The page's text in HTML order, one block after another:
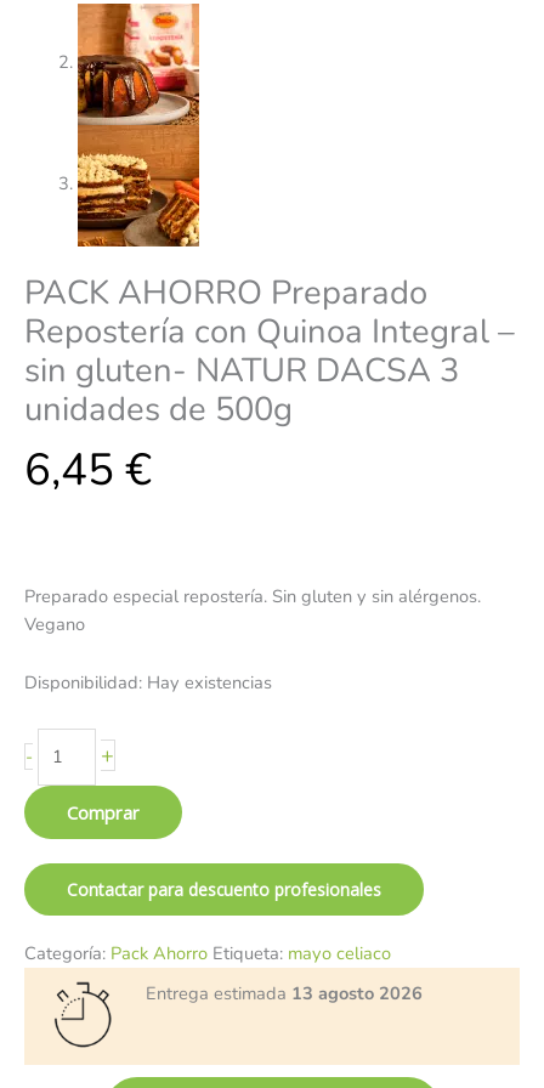
PACK AHORRO Preparado
Repostería con Quinoa Integral –
sin gluten- NATUR DACSA 3
unidades de 500g
6,45 €
Preparado especial repostería. Sin gluten y sin alérgenos.
Vegano
Disponibilidad: Hay existencias
- +
Comprar
Contactar para descuento profesionales
Categoría: Pack Ahorro Etiqueta: mayo celiaco
Entrega estimada 13 agosto 2026